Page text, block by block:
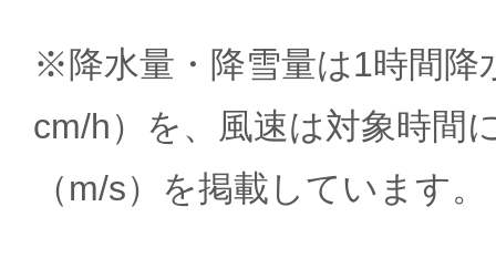
※降水量・降雪量は1時間降
cm/h）を、風速は対象時間
（m/s）を掲載しています。